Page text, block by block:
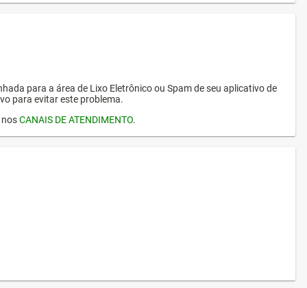
para a área de Lixo Eletrônico ou Spam de seu aplicativo de
para evitar este problema.
nosCANAIS DE ATENDIMENTO.